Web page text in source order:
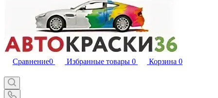
Сравнение0 Избранные товары 0 Корзина 0